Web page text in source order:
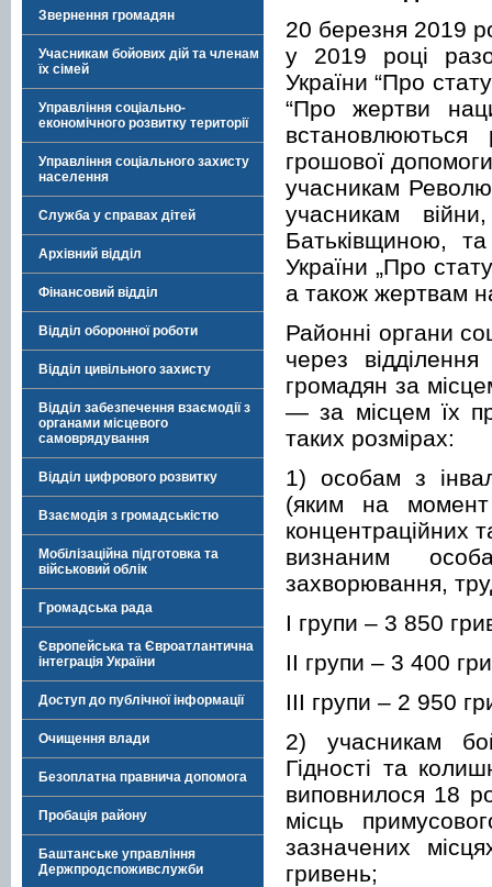
Звернення громадян
Учасникам бойових дій та членам
їх сімей
Управління соціально-
економічного розвитку території
Управління соціального захисту
населення
Служба у справах дітей
Архівний відділ
Фінансовий відділ
Відділ оборонної роботи
Відділ цивільного захисту
Відділ забезпечення взаємодії з
органами місцевого
самоврядування
Відділ цифрового розвитку
Взаємодія з громадськістю
Мобілізаційна підготовка та
військовий облік
Громадська рада
Європейська та Євроатлантична
інтеграція України
Доступ до публічної інформації
Очищення влади
Безоплатна правнича допомога
Пробація району
Баштанське управління
Держпродспоживслужби
20 березня 2019
у 2019 році
України “Про
“Про жертви
встановлюються
грошової
учасникам
учасникам
Батьківщиною,
України „Про
а також жертвам
Районні органи
через
громадян за
— за місцем їх
таких розмірах:
1) особам з
(яким на момент
концентраційних
визнаним
захворювання,
I групи – 3 850
II групи – 3 400
III групи – 2 950
2) учасникам
Гідності та
виповнилося 18
місць
зазначених
гривень;